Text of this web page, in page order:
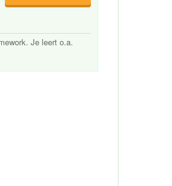
Je leert o.a.